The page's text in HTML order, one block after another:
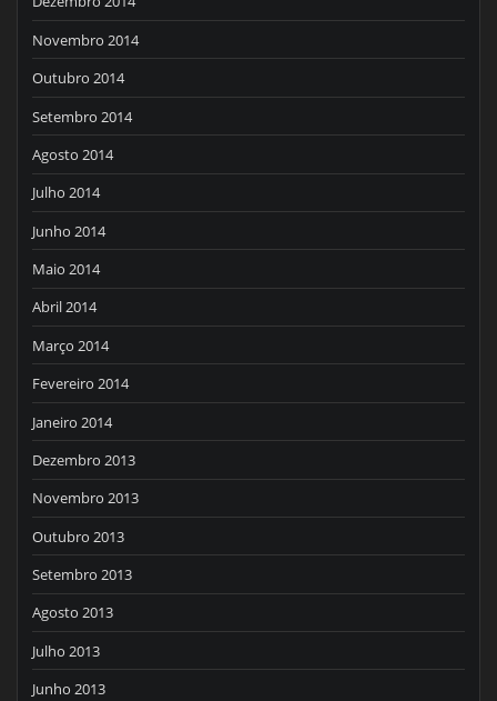
Novembro 2014
Outubro 2014
Setembro 2014
Agosto 2014
Julho 2014
Junho 2014
Maio 2014
Abril 2014
Março 2014
Fevereiro 2014
Janeiro 2014
Dezembro 2013
Novembro 2013
Outubro 2013
Setembro 2013
Agosto 2013
Julho 2013
Junho 2013